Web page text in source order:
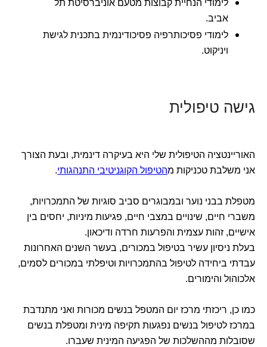
לימודי הנחיית קבוצות מטעם אוניברסיטת תל
אביב.
לימודי פסיכותרפיה פסיכודינמית בתכנית לגישת
ויניקוט.
גישה טיפולית
האוריינטציה הטיפולית שלי היא בעיקרה דינמית, ובעת הצורך
אני משלבת טכניקות מהטיפול הקוגניטיבי התנהגותי.
מטפלת בבני נוער ובמבוגרים סביב סוגיות של התמכרויות,
משברי חיים, שינויים במצבי חיים, פגיעות מיניות, יחסים בין
אישיים, זהות עצמית והפרעות חרדה ודיכאון.
בעלת ניסיון עשיר בטיפול במכורים, בעשר השנים האחרונות
עבדתי ביחידה לטיפול בהתמכרויות וטיפלתי במכורים לסמים,
אלכוהול והימורים.
כמו כן, ריכזתי מרכז יום המטפל בנשים מכורות ואני מתנדבת
במרכז לטיפול בנשים נפגעות תקיפה מינית ומטפלת בנשים
שסובלות מההשלכות של הפגיעה המינית שעברו.